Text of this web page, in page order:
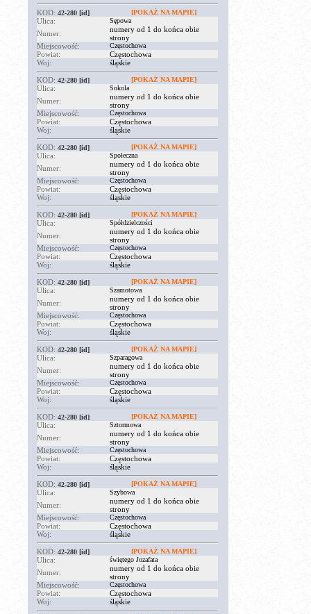
KOD: 42-280 [id] [POKAŻ NA MAPIE]
Ulica: Sępowa
Numer:
numery od 1 do końca obie
strony
Miejscowość:
Częstochowa
Powiat:
Częstochowa
Woj:
śląskie
KOD: 42-280 [id] [POKAŻ NA MAPIE]
Ulica: Sokola
Numer:
numery od 1 do końca obie
strony
Miejscowość:
Częstochowa
Powiat:
Częstochowa
Woj:
śląskie
KOD: 42-280 [id] [POKAŻ NA MAPIE]
Ulica: Społeczna
Numer:
numery od 1 do końca obie
strony
Miejscowość:
Częstochowa
Powiat:
Częstochowa
Woj:
śląskie
KOD: 42-280 [id] [POKAŻ NA MAPIE]
Ulica: Spółdzielczości
Numer:
numery od 1 do końca obie
strony
Miejscowość:
Częstochowa
Powiat:
Częstochowa
Woj:
śląskie
KOD: 42-280 [id] [POKAŻ NA MAPIE]
Ulica: Szamotowa
Numer:
numery od 1 do końca obie
strony
Miejscowość:
Częstochowa
Powiat:
Częstochowa
Woj:
śląskie
KOD: 42-280 [id] [POKAŻ NA MAPIE]
Ulica: Szparagowa
Numer:
numery od 1 do końca obie
strony
Miejscowość:
Częstochowa
Powiat:
Częstochowa
Woj:
śląskie
KOD: 42-280 [id] [POKAŻ NA MAPIE]
Ulica: Sztormowa
Numer:
numery od 1 do końca obie
strony
Miejscowość:
Częstochowa
Powiat:
Częstochowa
Woj:
śląskie
KOD: 42-280 [id] [POKAŻ NA MAPIE]
Ulica: Szybowa
Numer:
numery od 1 do końca obie
strony
Miejscowość:
Częstochowa
Powiat:
Częstochowa
Woj:
śląskie
KOD: 42-280 [id] [POKAŻ NA MAPIE]
Ulica: świętego Jozafata
Numer:
numery od 1 do końca obie
strony
Miejscowość:
Częstochowa
Powiat:
Częstochowa
Woj:
śląskie